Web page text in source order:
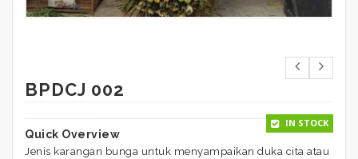
BPDCJ 002
IN STOCK
Quick Overview
Jenis karangan bunga untuk menyampaikan duka cita atau